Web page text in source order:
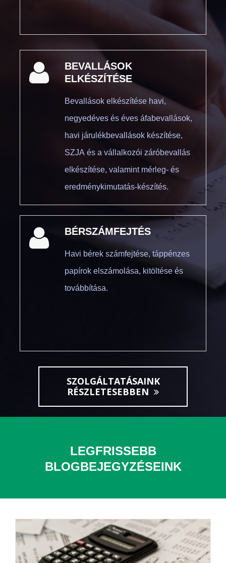
BEVALLÁSOK
ELKÉSZÍTÉSE
Bevallások elkészítése havi,
negyedéves és éves áfabevallások,
havi járulékbevallások készítése,
SZJA és a vállalkozói záróbevallás
elkészítése, valamint mérleg- és
eredménykimutatás-készítés.
BÉRSZÁMFEJTÉS
Havi bérek számfejtése, táppénzes
papírok elszámolása, kitöltése és
továbbítása.
SZOLGÁLTATÁSAINK
RÉSZLETESEBBEN
LEGFRISSEBB
BLOGBEJEGYZÉSEINK